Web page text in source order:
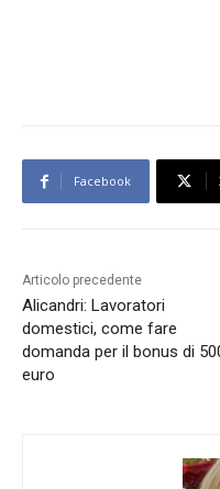
Facebook
Articolo precedente
Alicandri: Lavoratori
domestici, come fare
domanda per il bonus di
euro